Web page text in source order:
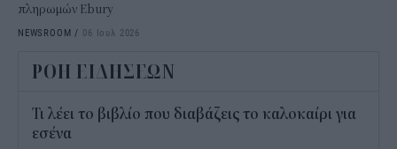
πληρωμών Ebury
NEWSROOM / 06 Ιουλ 2026
ΡΟΗ ΕΙΔΗΣΕΩΝ
Τι λέει το βιβλίο που διαβάζεις το καλοκαίρι για
εσένα